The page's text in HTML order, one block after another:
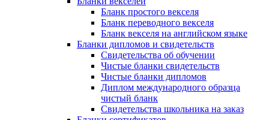
Бланк простого векселя
Бланк переводного векселя
Бланк векселя на английском языке
Бланки дипломов и свидетельств
Свидетельства об обучении
Чистые бланки свидетельств
Чистые бланки дипломов
Диплом международного образца
чистый бланк
Свидетельства школьника на заказ